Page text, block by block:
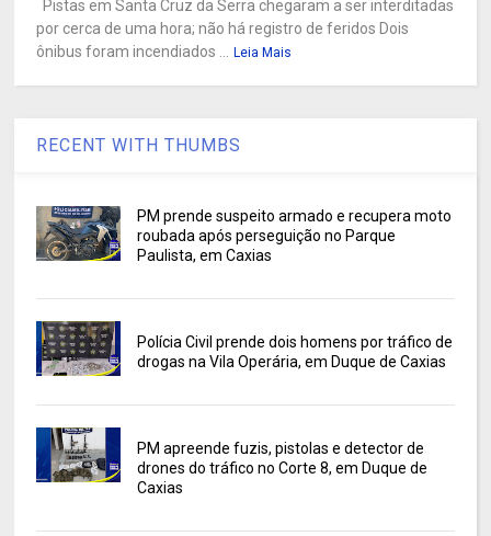
Pistas em Santa Cruz da Serra chegaram a ser interditadas
por cerca de uma hora; não há registro de feridos Dois
ônibus foram incendiados ...
Leia Mais
RECENT WITH THUMBS
PM prende suspeito armado e recupera moto
roubada após perseguição no Parque
Paulista, em Caxias
Polícia Civil prende dois homens por tráfico de
drogas na Vila Operária, em Duque de Caxias
PM apreende fuzis, pistolas e detector de
drones do tráfico no Corte 8, em Duque de
Caxias